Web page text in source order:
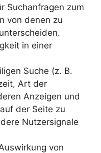
Suchanfragen zum
von denen zu
in einer
Suche (z. B.
Art der
Anzeigen und
der Seite zu
Nutzersignale
von